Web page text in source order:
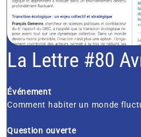
La Lettre #80
Événement
Comment habiter un monde
Question ouverte